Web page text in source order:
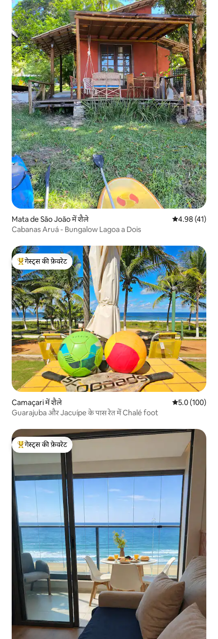
Mata de São João में शैले औसत रेटिंग 5 में
4.98 (41)
Cabanas Aruá - Bungalow Lagoa a Dois
गेस्ट्स का टॉप फ़ेवरेट
गेस्ट्स की फ़ेवरेट
Camaçari में शैले औसत रेटिंग 5 में
5.0 (100)
Guarajuba और Jacuípe के पास रेत में Chalé foot
गेस्ट्स का टॉप फ़ेवरेट
गेस्ट्स की फ़ेवरेट